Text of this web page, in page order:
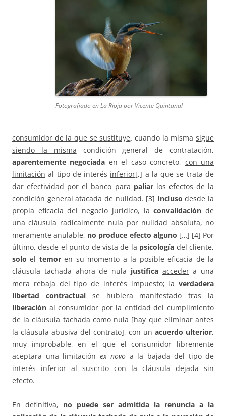
Fotografiado en La Rioja por Vicente Quintanal
consumidor de la que se sustituye, cuando la mismasigue
siendo la misma condición general de contratación,
aparentemente negociada en el caso concreto, con una
limitación al tipo de interés inferior[,] a la que se trata de
dar efectividad por el banco para paliarlos efectos de la
condición general atacada de nulidad. [3] Incluso desde la
propia eficacia del negocio jurídico, laconvalidación de
una cláusula radicalmente nula por nulidad absoluta, no
meramente anulable, no produce efecto alguno […] [4] Por
último, desde el punto de vista de la psicología del cliente,
solo el temoren su momento a la posible eficacia de la
cláusula tachada ahora de nula justifica accedera una
mera rebaja del tipo de interés impuesto; la verdadera
libertad contractualse hubiera manifestado tras la
liberación al consumidor por la entidad del cumplimiento
de la cláusula tachada como nula [hay que eliminar antes
la cláusula abusiva del contrato], con un acuerdo ulterior,
muy improbable, en el que el consumidor libremente
aceptara una limitación ex novo a la bajada del tipo de
interés inferior al suscrito con la cláusula dejada sin
efecto.
En definitiva, no puede ser admitida la renuncia a la